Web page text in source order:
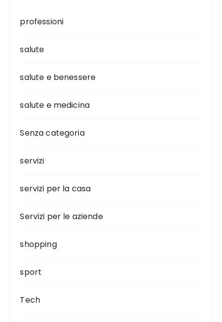
professioni
salute
salute e benessere
salute e medicina
Senza categoria
servizi
servizi per la casa
Servizi per le aziende
shopping
sport
Tech